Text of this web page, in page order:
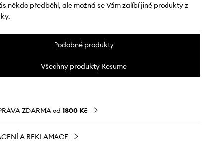
někdo předběhl, ale možná se Vám zalíbí jiné produkty z
Podobné produkty
Všechny produkty Resume
ZDARMA od 1800 Kč
A REKLAMACE